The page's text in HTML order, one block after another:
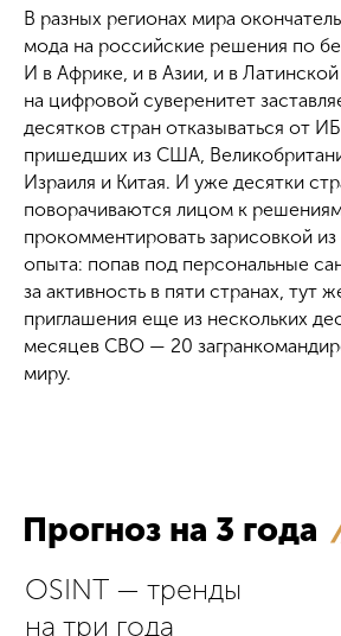
В разных регионах мира
мода на российские решения по
И в Африке, и в Азии, и в
на цифровой суверенитет
десятков стран отказываться от
пришедших из США,
Израиля и Китая. И уже десятки
поворачиваются лицом к
прокомментировать зарисовкой
опыта: попав под персональные
за активность в пяти странах, тут
приглашения еще из нескольких
месяцев СВО — 20
миру.
Прогноз на 3 года
OSINT — тренды
на три года